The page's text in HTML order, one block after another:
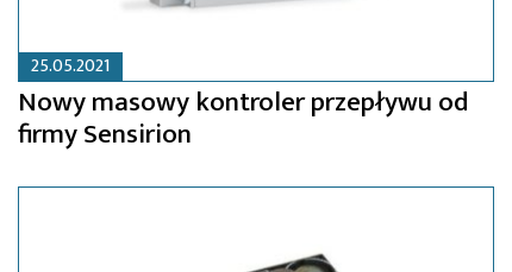
25.05.2021
Nowy masowy kontroler przepływu od
firmy Sensirion